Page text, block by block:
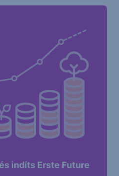
indíts Erste Future